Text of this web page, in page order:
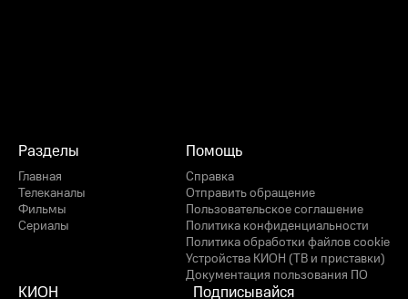
Разделы
Главная
Телеканалы
Фильмы
Сериалы
Помощь
Справка
Отправить обращение
Пользовательское соглашение
Политика конфиденциальности
Политика обработки файлов cookie
Устройства КИОН (ТВ и приставки)
Документация пользования ПО
КИОН Подписывайся